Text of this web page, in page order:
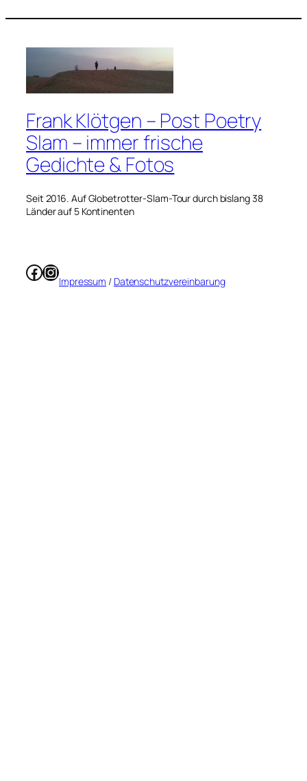
Frank Klötgen – Post Poetry
Slam – immer frische
Gedichte & Fotos
Seit 2016. Auf Globetrotter-Slam-Tour durch bislang 38
Länder auf 5 Kontinenten
Facebook
Instagram
Impressum / Datenschutzvereinbarung